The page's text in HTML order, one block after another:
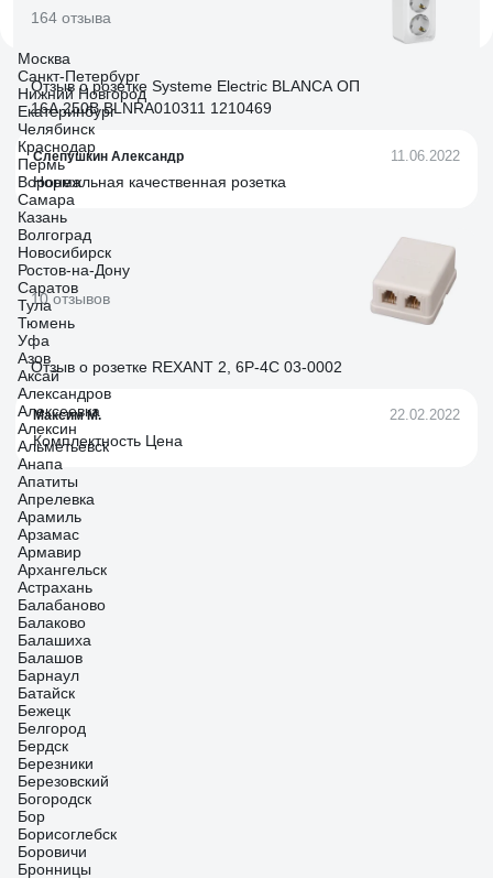
164 отзыва
Отзыв о розетке Systeme Electric BLANCA ОП
16А 250В BLNRA010311 1210469
Слепушкин Александр 11.06.2022
Нормальная качественная розетка
10 отзывов
Отзыв о розетке REXANT 2, 6P-4C 03-0002
Максим М. 22.02.2022
Комплектность Цена
Москва
Санкт-Петербург
Нижний Новгород
Екатеринбург
Челябинск
Краснодар
Пермь
Воронеж
Самара
Казань
Волгоград
Новосибирск
Ростов-на-Дону
Саратов
Тула
Тюмень
Уфа
Азов
Аксай
Александров
Алексеевка
Алексин
Альметьевск
Анапа
Апатиты
Апрелевка
Арамиль
Арзамас
Армавир
Архангельск
Астрахань
Балабаново
Балаково
Балашиха
Балашов
Барнаул
Батайск
Бежецк
Белгород
Бердск
Березники
Березовский
Богородск
Бор
Борисоглебск
Боровичи
Бронницы